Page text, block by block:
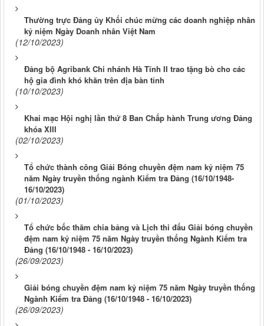
Thường trực Đảng ủy Khối chúc mừng các doanh nghiệp nhân
kỷ niệm Ngày Doanh nhân Việt Nam
(12/10/2023)
Đảng bộ Agribank Chi nhánh Hà Tĩnh II trao tặng bò cho các
hộ gia đình khó khăn trên địa bàn tỉnh
(10/10/2023)
Khai mạc Hội nghị lần thứ 8 Ban Chấp hành Trung ương Đảng
khóa XIII
(02/10/2023)
Tổ chức thành công Giải Bóng chuyền đệm nam kỷ niệm 75
năm Ngày truyền thống ngành Kiểm tra Đảng (16/10/1948-
16/10/2023)
(01/10/2023)
Tổ chức bốc thăm chia bảng và Lịch thi đấu Giải bóng chuyền
đệm nam kỷ niệm 75 năm Ngày truyền thống Ngành Kiểm tra
Đảng (16/10/1948 - 16/10/2023)
(26/09/2023)
Giải bóng chuyền đệm nam kỷ niệm 75 năm Ngày truyền thống
Ngành Kiểm tra Đảng (16/10/1948 - 16/10/2023)
(26/09/2023)